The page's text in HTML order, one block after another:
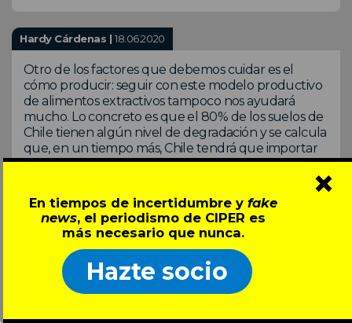
En tiempos de incertidumbre y fake
news, el periodismo de CIPER es
más necesario que nunca.
Hazte socio
×
Hardy Cárdenas |18.06.2020
Otro de los factores que debemos cuidar es el
cómo producir: seguir con este modelo productivo
de alimentos extractivos tampoco nos ayudará
mucho. Lo concreto es que el 80% de los suelos de
Chile tienen algún nivel de degradación y se calcula
que, en un tiempo más, Chile tendrá que importar
en su totalidad los alimentos, si no somos capaces de
producir en forma sustentable, sin destruir nuestro
suelo, que es parte importante del medio ambiente
y base fundamental del desarrollo
sostenible.Perder la fertilidad de nuestros suelos es
perder la independencia alimentaria. Grave
problema que tendrá nuestra nación si no
comienza a implementar desde ahora políticas que
ayuden a mejorar los suelos de Chile.